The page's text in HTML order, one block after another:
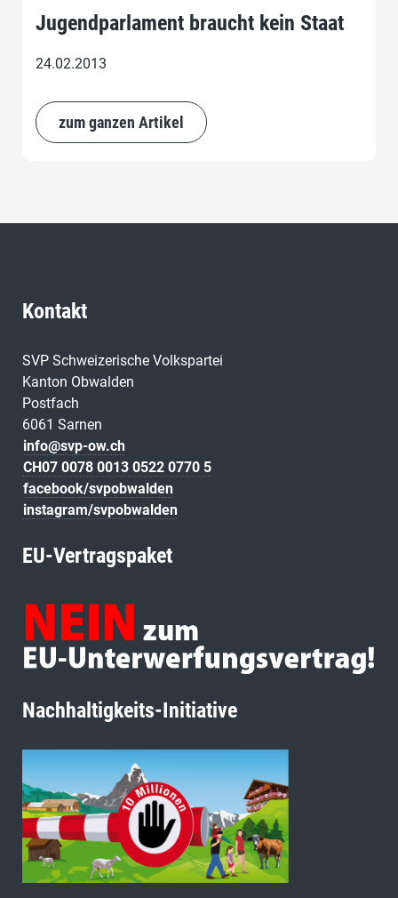
Jugendparlament braucht kein Staat
24.02.2013
zum ganzen Artikel
Kontakt
SVP Schweizerische Volkspartei
Kanton Obwalden
Postfach
6061 Sarnen
info@svp-ow.ch
CH07 0078 0013 0522 0770 5
facebook/svpobwalden
instagram/svpobwalden
EU-Vertragspaket
Nachhaltigkeits-Initiative